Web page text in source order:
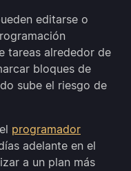
editarse o
tareas alrededor de
bloques de
sube el riesgo de
programador
adelante en el
a un plan más